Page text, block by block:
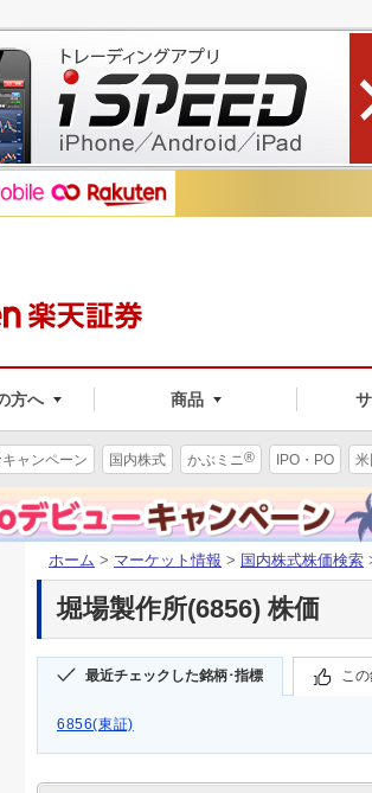
方へ 商品
キャンペーン 国内株式 かぶミニ® IPO・PO
ホーム > マーケット情報 > 国内株式株価検索
堀場製作所(6856) 株価
最近チェックした銘柄･指標 こ
6856(東証)